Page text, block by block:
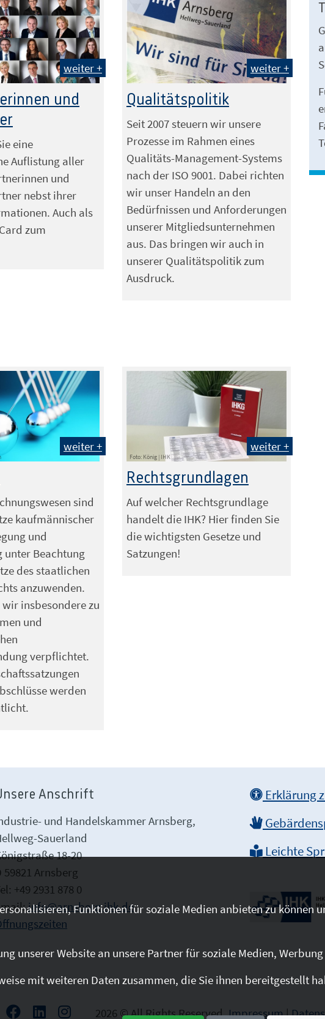
weiter +
und
eine
Auflistung aller
und
nebst ihrer
Auch als
zum
weiter +
Qualitätspolitik
Seit 2007 steuern wir unsere
Prozesse im Rahmen eines
Qualitäts-Management-Systems
nach der ISO 9001. Dabei richten
wir unser Handeln an den
Bedürfnissen und Anforderungen
unserer Mitgliedsunternehmen
aus. Das bringen wir auch in
unserer Qualitätspolitik zum
Ausdruck.
weiter +
sind
kaufmännischer
und
unter Beachtung
des staatlichen
anzuwenden.
insbesondere zu
und
verpflichtet.
werden
Foto: König | IHK
weiter +
Rechtsgrundlagen
Auf welcher Rechtsgrundlage
handelt die IHK? Hier finden Sie
die wichtigsten Gesetze und
Satzungen!
Anschrift
und Handelskammer Arnsberg,
Sauerland
18-20
59821 Arnsberg
+49 2931 878 0
info@arnsberg.ihk.de
Erklärung
Leichte
2026 © All Rights Reserved.Impressum|
Funktionen für soziale Medien anbieten zu können
unserer Website an unsere Partner für soziale Medien,
mit weiteren Daten zusammen, die Sie ihnen bereitgestellt